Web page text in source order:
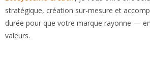
stratégique, création sur-mesure et
durée pour que votre marque rayonne —
valeurs.